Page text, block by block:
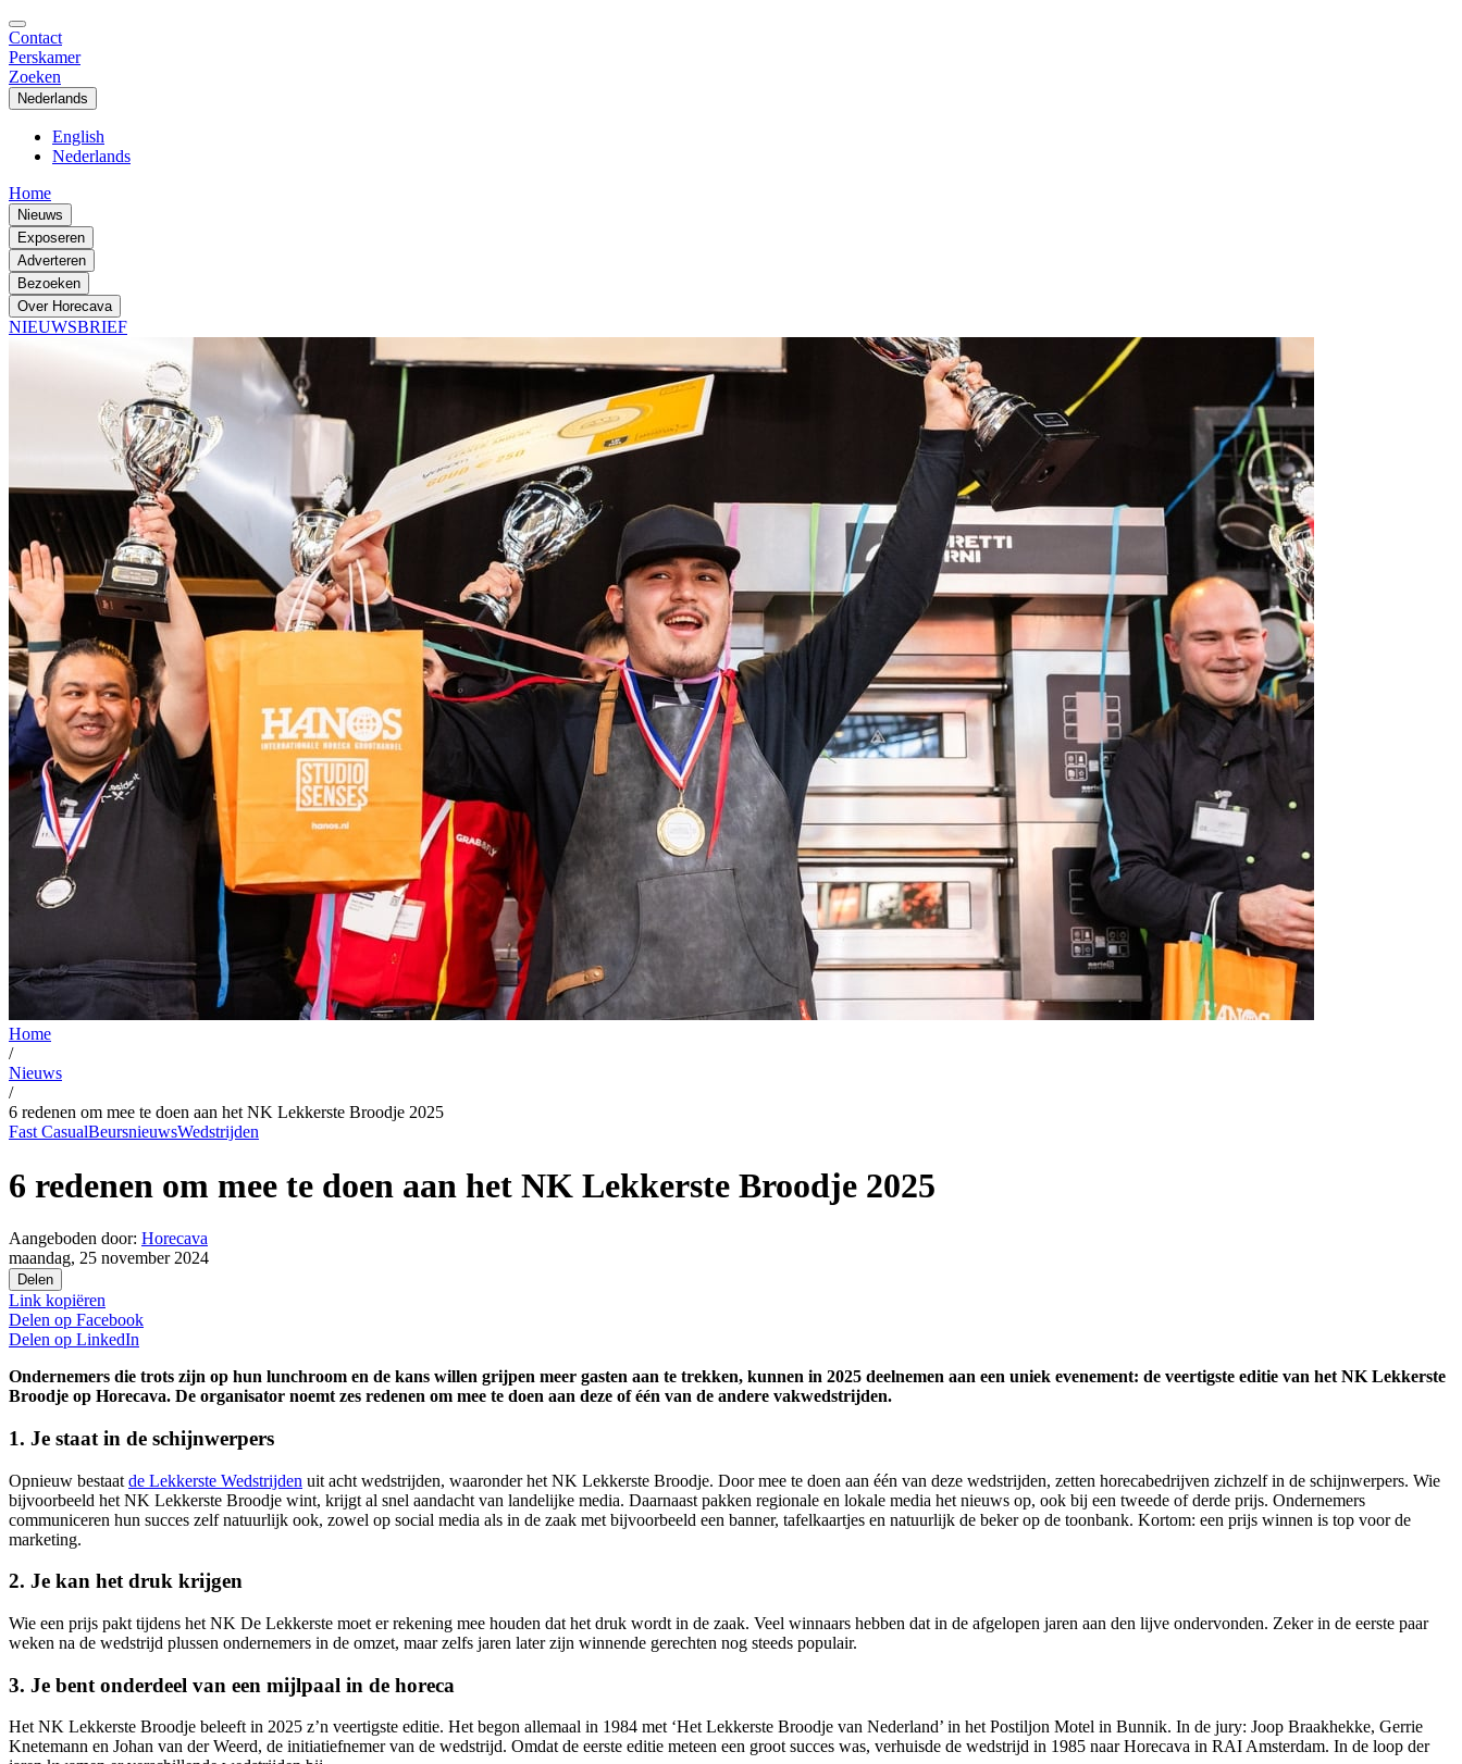
Contact
Perskamer
Zoeken
Nederlands
English
Nederlands
Home
Nieuws
Exposeren
Adverteren
Bezoeken
Over Horecava
NIEUWSBRIEF
Home
/
Nieuws
/
6 redenen om mee te doen aan het NK Lekkerste Broodje 2025
Fast CasualBeursnieuwsWedstrijden
6 redenen om mee te doen aan het NK Lekkerste Broodje 2025
Aangeboden door: Horecava
maandag, 25 november 2024
Delen
Link kopiëren
Delen op Facebook
Delen op LinkedIn
Ondernemers die trots zijn op hun lunchroom en de kans willen grijpen meer gasten aan te trekken, kunnen in 2025 deelnemen aan een uniek evenement: de veertigste editie van het NK Lekkerste
Broodje op Horecava. De organisator noemt zes redenen om mee te doen aan deze of één van de andere vakwedstrijden.
1. Je staat in de schijnwerpers
Opnieuw bestaat de Lekkerste Wedstrijden uit acht wedstrijden, waaronder het NK Lekkerste Broodje. Door mee te doen aan één van deze wedstrijden, zetten horecabedrijven zichzelf in de schijnwerpers. Wie
bijvoorbeeld het NK Lekkerste Broodje wint, krijgt al snel aandacht van landelijke media. Daarnaast pakken regionale en lokale media het nieuws op, ook bij een tweede of derde prijs. Ondernemers
communiceren hun succes zelf natuurlijk ook, zowel op social media als in de zaak met bijvoorbeeld een banner, tafelkaartjes en natuurlijk de beker op de toonbank. Kortom: een prijs winnen is top voor de
marketing.
2. Je kan het druk krijgen
Wie een prijs pakt tijdens het NK De Lekkerste moet er rekening mee houden dat het druk wordt in de zaak. Veel winnaars hebben dat in de afgelopen jaren aan den lijve ondervonden. Zeker in de eerste paar
weken na de wedstrijd plussen ondernemers in de omzet, maar zelfs jaren later zijn winnende gerechten nog steeds populair.
3. Je bent onderdeel van een mijlpaal in de horeca
Het NK Lekkerste Broodje beleeft in 2025 z’n veertigste editie. Het begon allemaal in 1984 met ‘Het Lekkerste Broodje van Nederland’ in het Postiljon Motel in Bunnik. In de jury: Joop Braakhekke, Gerrie
Knetemann en Johan van der Weerd, de initiatiefnemer van de wedstrijd. Omdat de eerste editie meteen een groot succes was, verhuisde de wedstrijd in 1985 naar Horecava in RAI Amsterdam. In de loop der